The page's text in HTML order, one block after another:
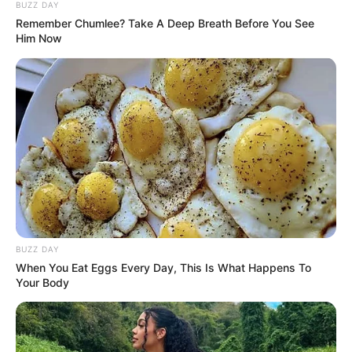
lho.
Celana jeans two tone ini sangat cocok dipakai dengan atasan kaos
ataupun kemeja. Kamu juga bisa tambahkan aksesoris agar tidak
terlihat monoton.
Baca juga:10 OOTD Celana Corduroy, Nyaman & Kece
Maksimal
arrow_forward_ios Baca selengkapnya
BUZZ DAY
Remember Chumlee? Take A Deep Breath Before You See
Him Now
BUZZ DAY
When You Eat Eggs Every Day, This Is What Happens To
Your Body